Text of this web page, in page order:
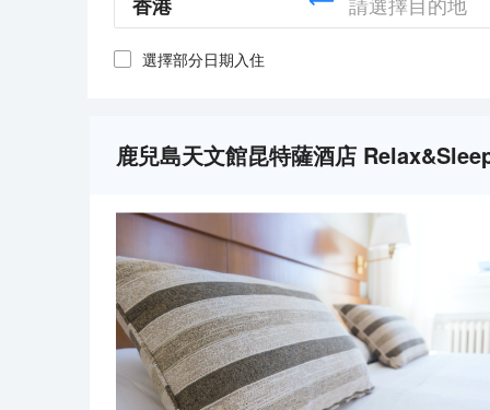
選擇部分日期入住
鹿兒島天文館昆特薩酒店